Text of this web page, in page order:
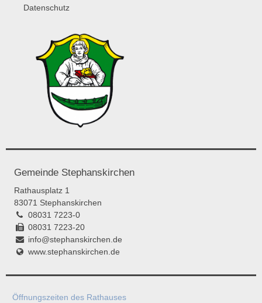
Datenschutz
Gemeinde Stephanskirchen
Rathausplatz 1
83071 Stephanskirchen
08031 7223-0
08031 7223-20
info@stephanskirchen.de
www.stephanskirchen.de
Öffnungszeiten des Rathauses